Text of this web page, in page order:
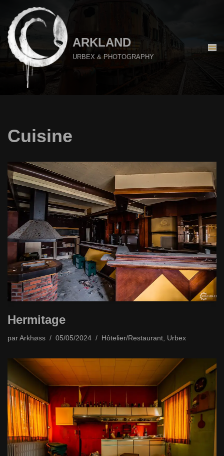
Aller
au
contenu
ARKLAND
URBEX & PHOTOGRAPHY
Cuisine
Hermitage
par Arkhøss 05/05/2024 Hôtelier/Restaurant Urbex